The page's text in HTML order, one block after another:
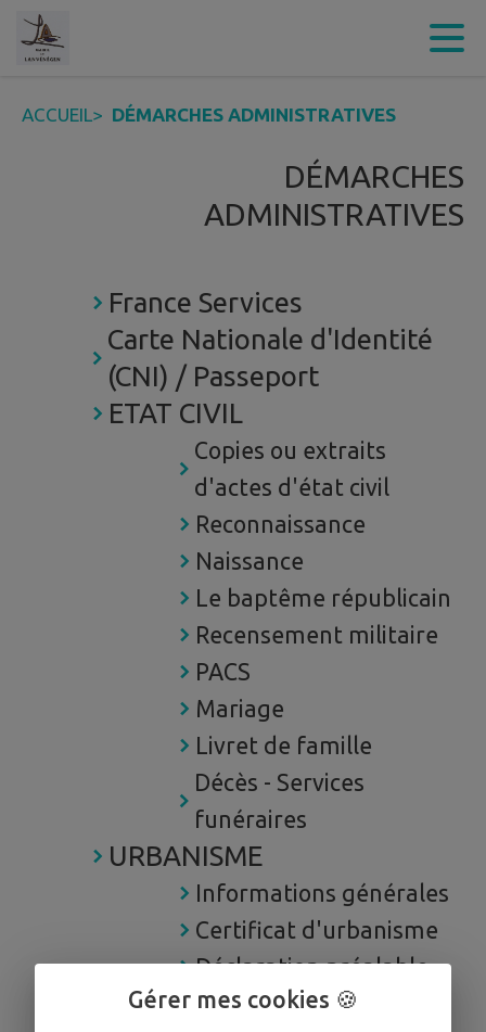
Contenu
ACCUEIL> DÉMARCHES ADMINISTRATIVES
DÉMARCHES
ADMINISTRATIVES
France Services
Carte Nationale d'Identité
(CNI) / Passeport
ETAT CIVIL
Copies ou extraits
d'actes d'état civil
Reconnaissance
Naissance
Le baptême républicain
Recensement militaire
PACS
Mariage
Livret de famille
Décès - Services
funéraires
URBANISME
Informations générales
Certificat d'urbanisme
Déclaration préalable
Permis de Construire
Gérer mes cookies 🍪